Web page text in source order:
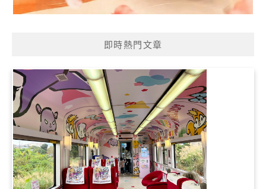
即時熱門文章